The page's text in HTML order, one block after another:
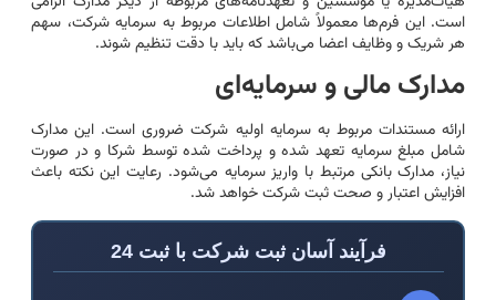
است. این فرم‌ها معمولاً شامل اطلاعات مربوط به سرمایه شرکت، سهم
هر شریک و وظایف اعضا می‌باشد که باید با دقت تنظیم شوند.
مدارک مالی و سرمایه‌ای
ارائه مستندات مربوط به سرمایه اولیه شرکت ضروری است. این مدارک
شامل مبلغ سرمایه تعهد شده و پرداخت شده توسط شرکا و در صورت
نیاز، مدارک بانکی مرتبط با واریز سرمایه می‌شود. رعایت این نکته باعث
افزایش اعتبار و صحت ثبت شرکت خواهد شد.
فرآیند آسان ثبت شرکت با ثبت 24